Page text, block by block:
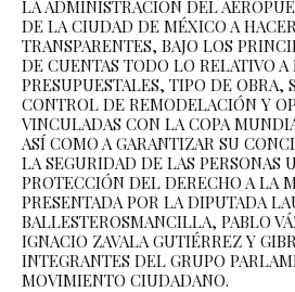
LA ADMINISTRACIÓN DEL
DE LA CIUDAD DE MÉXICO A
TRANSPARENTES, BAJO LOS
DE CUENTAS TODO LO RELATIVO A
PRESUPUESTALES, TIPO DE OBRA,
CONTROL DE REMODELACIÓN Y
VINCULADAS CON LA COPA
ASÍ COMO A GARANTIZAR SU
LA SEGURIDAD DE LAS PERSONAS
PROTECCIÓN DEL DERECHO A LA
PRESENTADA POR LA DIPUTADA
BALLESTEROSMANCILLA, PABLO
IGNACIO ZAVALA GUTIÉRREZ Y
INTEGRANTES DEL GRUPO
MOVIMIENTO CIUDADANO.